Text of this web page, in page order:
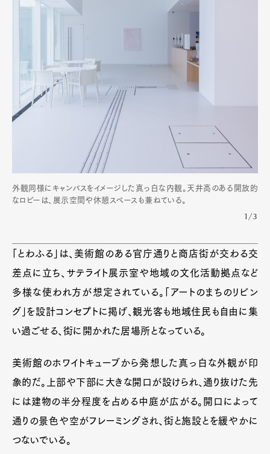
外観同様にキャンバスをイメージした真っ白な内観。天井高のある開放的
なロビーは、展示空間や休憩スペースも兼ねている。
1/3
「とわふる」は、美術館のある官庁通りと商店街が交わる交
差点に立ち、サテライト展示室や地域の文化活動拠点など
多様な使われ方が想定されている。「アートのまちのリビン
グ」を設計コンセプトに掲げ、観光客も地域住民も自由に集
い過ごせる、街に開かれた居場所となっている。
美術館のホワイトキューブから発想した真っ白な外観が印
象的だ。上部や下部に大きな開口が設けられ、通り抜けた先
には建物の半分程度を占める中庭が広がる。開口によって
通りの景色や空がフレーミングされ、街と施設とを緩やかに
つないでいる。